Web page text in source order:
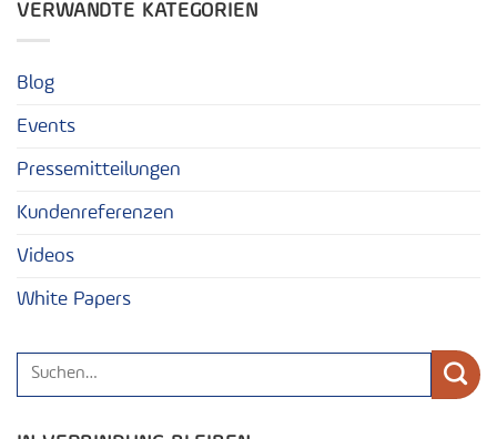
VERWANDTE KATEGORIEN
Blog
Events
Pressemitteilungen
Kundenreferenzen
Videos
White Papers